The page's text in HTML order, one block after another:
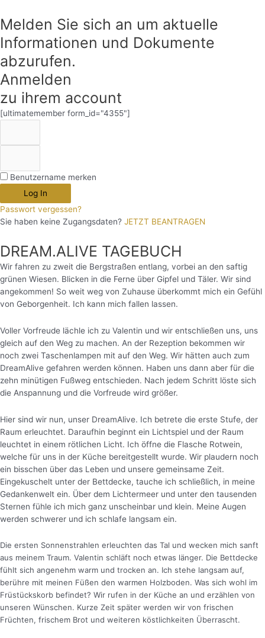
Melden Sie sich an um aktuelle
Informationen und Dokumente
abzurufen.
Anmelden
zu ihrem account
[ultimatemember form_id="4355"]
Benutzername merken
Log In
Passwort vergessen?
Sie haben keine Zugangsdaten? JETZT BEANTRAGEN
DREAM.ALIVE TAGEBUCH
Wir fahren zu zweit die Bergstraßen entlang, vorbei an den saftig
grünen Wiesen. Blicken in die Ferne über Gipfel und Täler. Wir sind
angekommen! So weit weg von Zuhause überkommt mich ein Gefühl
von Geborgenheit. Ich kann mich fallen lassen.
Voller Vorfreude lächle ich zu Valentin und wir entschließen uns, uns
gleich auf den Weg zu machen. An der Rezeption bekommen wir
noch zwei Taschenlampen mit auf den Weg. Wir hätten auch zum
DreamAlive gefahren werden können. Haben uns dann aber für die
zehn minütigen Fußweg entschieden. Nach jedem Schritt löste sich
die Anspannung und die Vorfreude wird größer.
Hier sind wir nun, unser DreamAlive. Ich betrete die erste Stufe, der
Raum erleuchtet. Daraufhin beginnt ein Lichtspiel und der Raum
leuchtet in einem rötlichen Licht. Ich öffne die Flasche Rotwein,
welche für uns in der Küche bereitgestellt wurde. Wir plaudern noch
ein bisschen über das Leben und unsere gemeinsame Zeit.
Eingekuschelt unter der Bettdecke, tauche ich schließlich, in meine
Gedankenwelt ein. Über dem Lichtermeer und unter den tausenden
Sternen fühle ich mich ganz unscheinbar und klein. Meine Augen
werden schwerer und ich schlafe langsam ein.
Die ersten Sonnenstrahlen erleuchten das Tal und wecken mich sanft
aus meinem Traum. Valentin schläft noch etwas länger. Die Bettdecke
fühlt sich angenehm warm und trocken an. Ich stehe langsam auf,
berühre mit meinen Füßen den warmen Holzboden. Was sich wohl im
Früstückskorb befindet? Wir rufen in der Küche an und erzählen von
unseren Wünschen. Kurze Zeit später werden wir von frischen
Früchten, frischem Brot und weiteren köstlichkeiten Überrascht.